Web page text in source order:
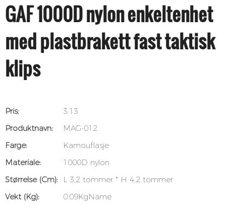
GAF 1000D nylon enkeltenhet
med plastbrakett fast taktisk
klips
Pris:
3.13
Produktnavn:
MAG-012
Farge:
Kamouflasje
Materiale:
1000D nylon
Størrelse (cm):
L 3,2 tommer * H 4,2 tommer
Vekt (kg):
0.09KgName